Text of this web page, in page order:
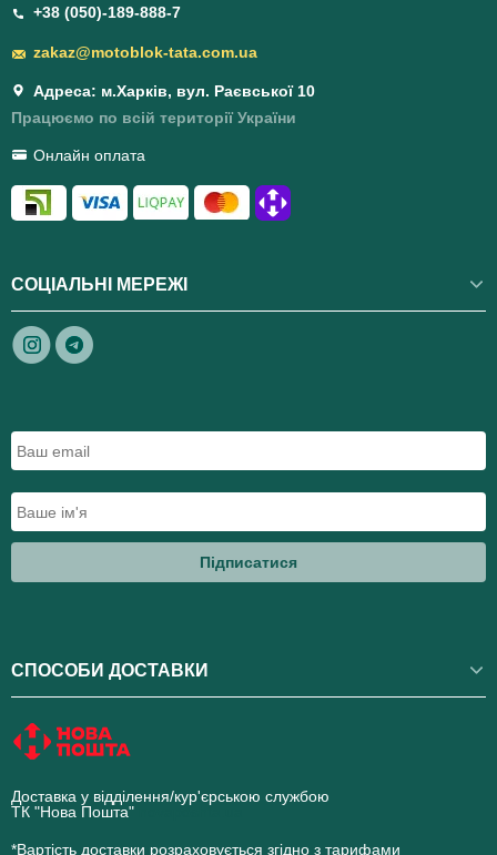
+38 (050)-189-888-7
zakaz@motoblok-tata.com.ua
Адреса: м.Харків, вул. Раєвської 10
Працюємо по всій території України
Онлайн оплата
СОЦІАЛЬНІ МЕРЕЖІ
Підписатися
СПОСОБИ ДОСТАВКИ
Доставка у відділення/кур'єрською службою
ТК "Нова Пошта"
*Вартість доставки розраховується згідно з тарифами